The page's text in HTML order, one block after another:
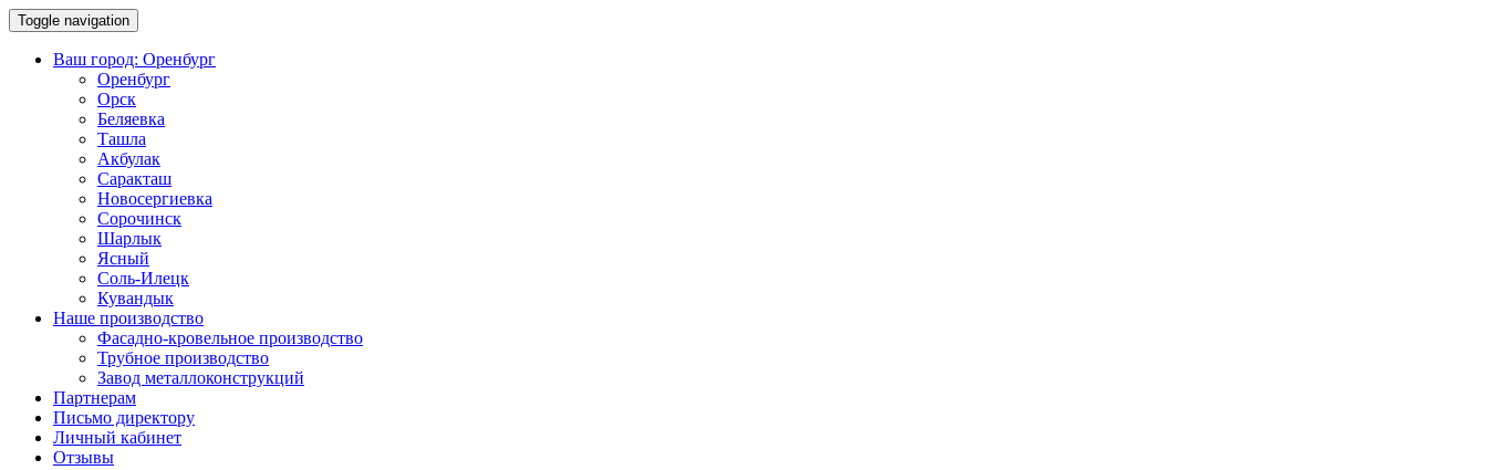
Toggle navigation
Ваш город: Оренбург
Оренбург
Орск
Беляевка
Ташла
Акбулак
Саракташ
Новосергиевка
Сорочинск
Шарлык
Ясный
Соль-Илецк
Кувандык
Наше производство
Фасадно-кровельное производство
Трубное производство
Завод металлоконструкций
Партнерам
Письмо директору
Личный кабинет
Отзывы